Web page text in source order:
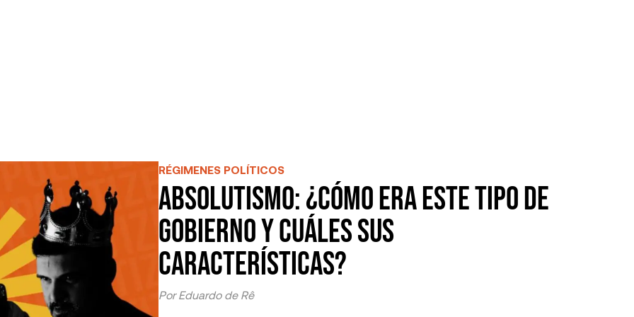
RECIENTE Ver todos
RÉGIMENES POLÍTICOS
Absolutismo: ¿cómo era este tipo de
gobierno y cuáles sus
características?
Por Eduardo de Rê